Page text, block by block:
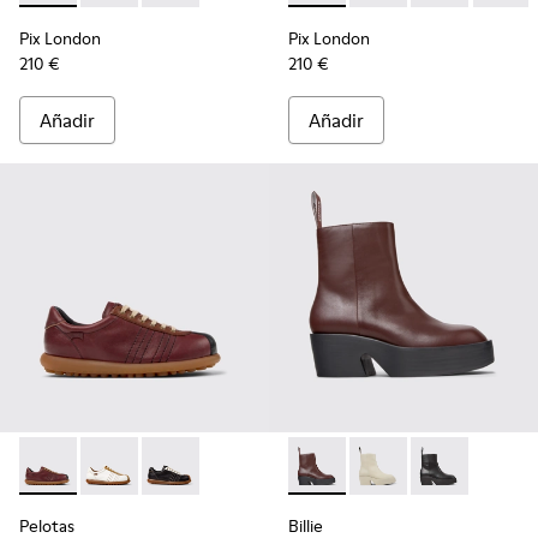
Pix London
210 €
Añadir
Pix London
210 €
Añadir
Pelotas - K201758-007 - Zapatos de piel multicolor para
Pelotas - K201758-010
Pelotas - K201758-001
Pelotas
Billie - K400754-007 -
Billie - K400754-006
Billie -
Billie